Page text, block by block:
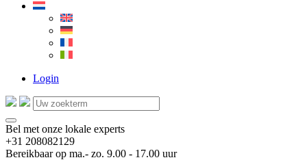
Login
Bel met onze lokale experts
+31 208082129
Bereikbaar op ma.- zo. 9.00 - 17.00 uur